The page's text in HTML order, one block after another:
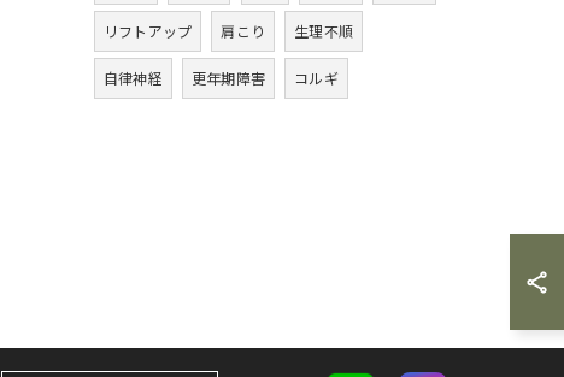
リフトアップ 肩こり 生理不順
自律神経 更年期障害 コルギ